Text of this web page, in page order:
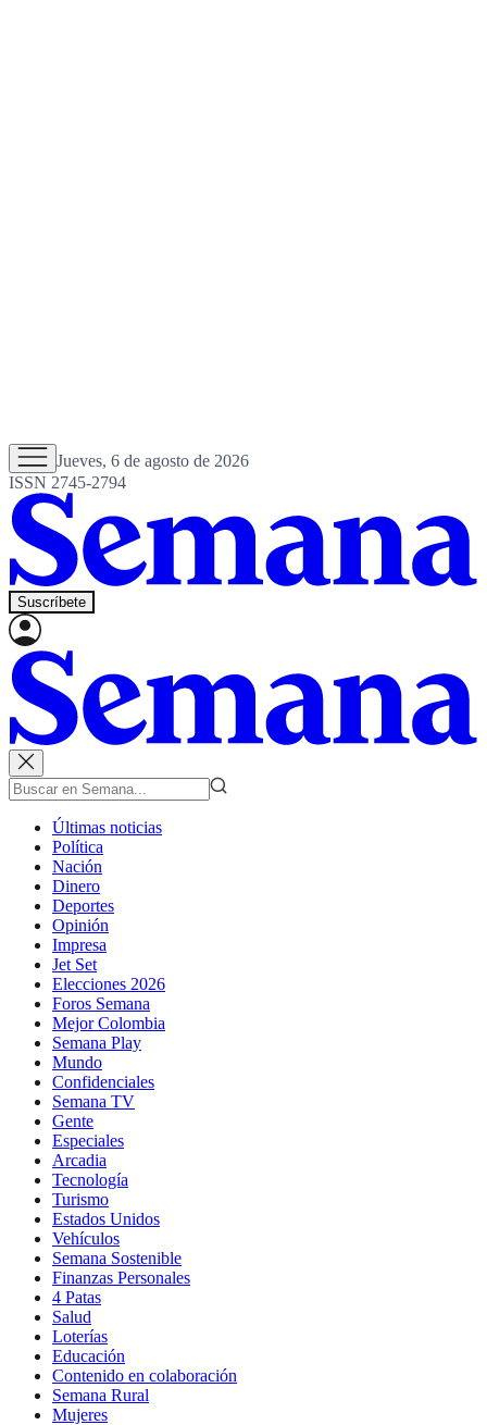
Jueves, 6 de agosto de 2026
ISSN 2745-2794
Suscríbete
Últimas noticias
Política
Nación
Dinero
Deportes
Opinión
Impresa
Jet Set
Elecciones 2026
Foros Semana
Mejor Colombia
Semana Play
Mundo
Confidenciales
Semana TV
Gente
Especiales
Arcadia
Tecnología
Turismo
Estados Unidos
Vehículos
Semana Sostenible
Finanzas Personales
4 Patas
Salud
Loterías
Educación
Contenido en colaboración
Semana Rural
Mujeres